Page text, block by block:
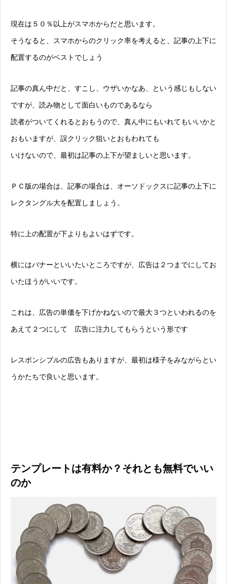
現在は５０％以上がスマホからだと思います。
そうなると、スマホからのクリック率を考えると、記事の上下に
配置するのがベストでしょう
記事の真ん中だと、すこし、ウザいかなあ、という感じもしない
ですが、読み物として面白いものであるなら
読者がついてくれるとおもうので、真ん中にもいれてもいいかと
おもいますが、誤クリック狙いとおもわれても
いけないので、最初は記事の上下が望ましいと思います。
ＰＣ版の場合は、記事の場合は、オーソドックスに記事の上下に
レクタングル大を配置しましょう。
特に上の配置が下よりもよいはずです。
横にはバナーといいたいところですが、広告は２つまでにしてお
いたほうがいいです。
これは、広告の単価を下げかねないので最大３つといわれるのを
あえて２つにして 広告に注力してもらうという形です
レスポンシブルの広告もありますが、最初は様子をみながらとい
うかたちで良いと思います。
テンプレートは有料か？それとも無料でいい
のか